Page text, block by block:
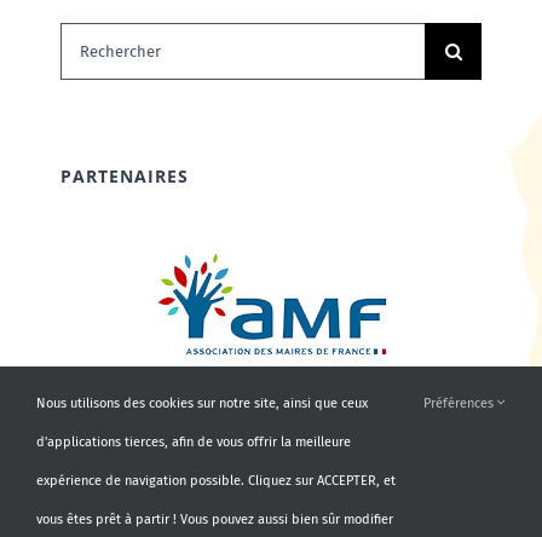
Rechercher:
PARTENAIRES
Nous utilisons des cookies sur notre site, ainsi que ceux
d'applications tierces, afin de vous offrir la meilleure
expérience de navigation possible. Cliquez sur ACCEPTER, et
vous êtes prêt à partir ! Vous pouvez aussi bien sûr modifier
Préférences